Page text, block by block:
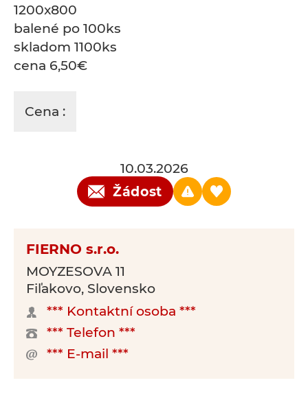
1200x800
balené po 100ks
skladom 1100ks
cena 6,50€
Cena :
10.03.2026
Žádost
FIERNO s.r.o.
MOYZESOVA 11
Fiľakovo, Slovensko
*** Kontaktní osoba ***
*** Telefon ***
*** E-mail ***